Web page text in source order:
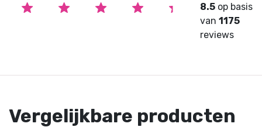
8.5 op basis
van1175
reviews
Vergelijkbare producten